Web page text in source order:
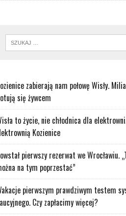
zabierają nam połowę Wisły.
się żywcem
to życie, nie chłodnica dla
Kozienice
pierwszy rezerwat we Wrocławiu.
na tym poprzestać”
pierwszym prawdziwym testem
Czy zapłacimy więcej?